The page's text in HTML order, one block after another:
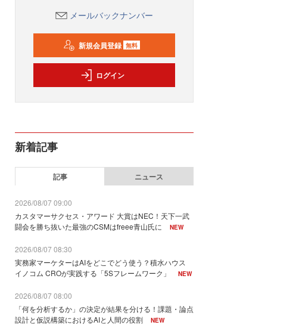
メールバックナンバー
新規会員登録 無料
ログイン
新着記事
記事 ニュース
2026/08/07 09:00
カスタマーサクセス・アワード 大賞はNEC！天下一武
闘会を勝ち抜いた最強のCSMはfreee青山氏に
NEW
2026/08/07 08:30
実務家マーケターはAIをどこでどう使う？積水ハウス
イノコム CROが実践する「5Sフレームワーク」
NEW
2026/08/07 08:00
「何を分析するか」の決定が結果を分ける！課題・論点
設計と仮説構築におけるAIと人間の役割
NEW